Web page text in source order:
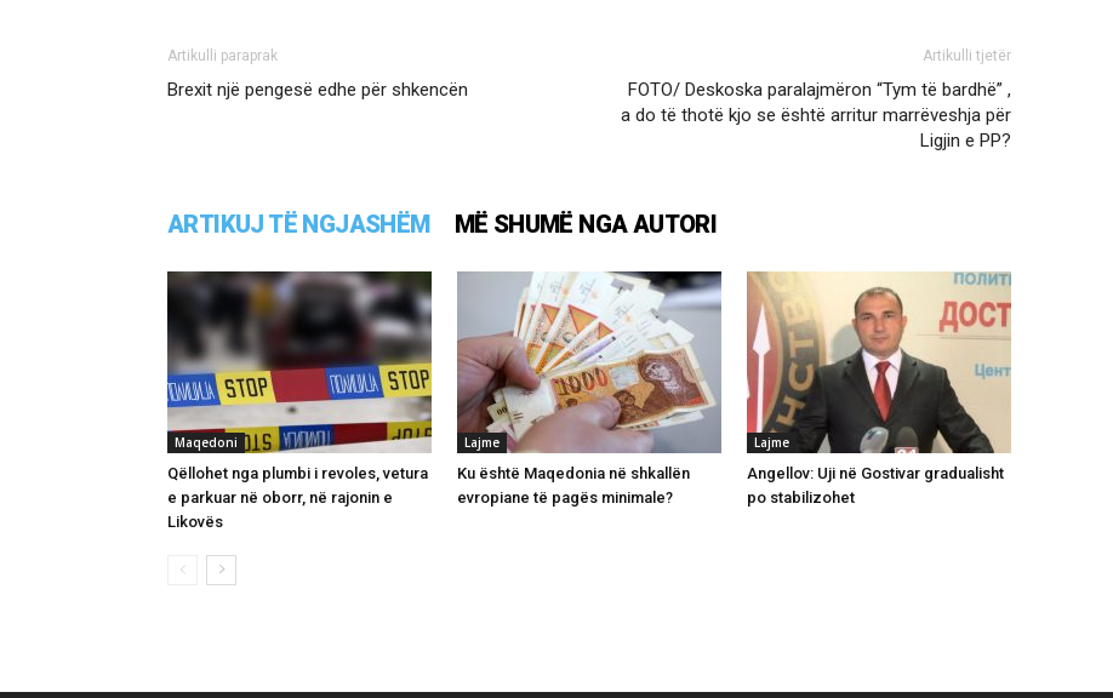
Artikulli paraprak
Brexit një pengesë edhe për shkencën
Artikulli tjetër
FOTO/ Deskoska paralajmëron “Tym të bardhë” ,
a do të thotë kjo se është arritur marrëveshja për
Ligjin e PP?
ARTIKUJ TË NGJASHËM MË SHUMË NGA AUTORI
Maqedoni
Qëllohet nga plumbi i revoles, vetura
e parkuar në oborr, në rajonin e
Likovës
Lajme
Ku është Maqedonia në shkallën
evropiane të pagës minimale?
Lajme
Angellov: Uji në Gostivar gradualisht
po stabilizohet